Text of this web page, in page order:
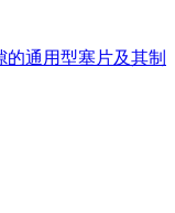
的通用型塞片及其制